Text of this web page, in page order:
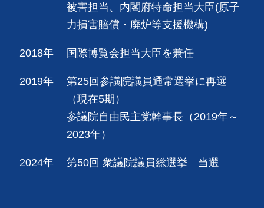
被害担当、内閣府特命担当大臣(原子
力損害賠償・廃炉等支援機構)
2018年 国際博覧会担当大臣を兼任
2019年
第25回参議院議員通常選挙に再選
（現在5期）
参議院自由民主党幹事長（2019年～
2023年）
2024年 第50回 衆議院議員総選挙 当選